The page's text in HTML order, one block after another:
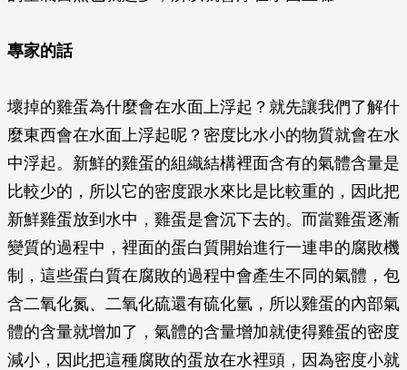
專家的話
壞掉的雞蛋為什麼會在水面上浮起？就先讓我們了解什
麼東西會在水面上浮起呢？密度比水小的物質就會在水
中浮起。新鮮的雞蛋的組織結構裡面含有的氣體含量是
比較少的，所以它的密度跟水來比是比較重的，因此把
新鮮雞蛋放到水中，雞蛋是會沉下去的。而當雞蛋逐漸
變質的過程中，裡面的蛋白質開始進行一連串的腐敗機
制，這些蛋白質在腐敗的過程中會產生不同的氣體，包
含二氧化氮、二氧化硫還有硫化氫，所以雞蛋的內部氣
體的含量就增加了，氣體的含量增加就使得雞蛋的密度
減小，因此把這種腐敗的蛋放在水裡頭，因為密度小就